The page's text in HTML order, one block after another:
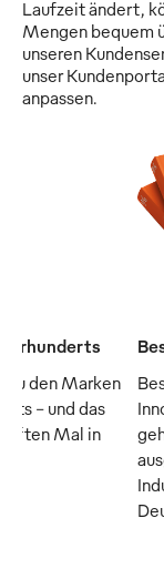
Laufzeit ändert,
Mengen bequem
unseren
unser
anpassen.
den Marken
– und das
Mal in